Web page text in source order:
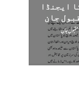
ایجنڈا
جان
مقبول جان